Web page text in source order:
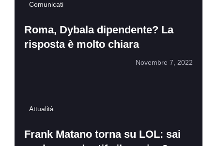
Comunicati
Roma, Dybala dipendente? La
risposta è molto chiara
Novembre 7, 2022
Attualità
Frank Matano torna su LOL: sai